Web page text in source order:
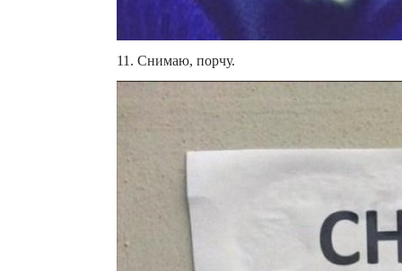
11. Снимаю, порчу.